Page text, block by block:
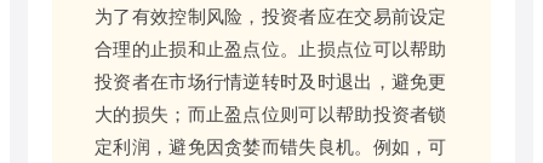
为了有效控制风险，投资者应在交易前设定
合理的止损和止盈点位。止损点位可以帮助
投资者在市场行情逆转时及时退出，避免更
大的损失；而止盈点位则可以帮助投资者锁
定利润，避免因贪婪而错失良机。例如，可